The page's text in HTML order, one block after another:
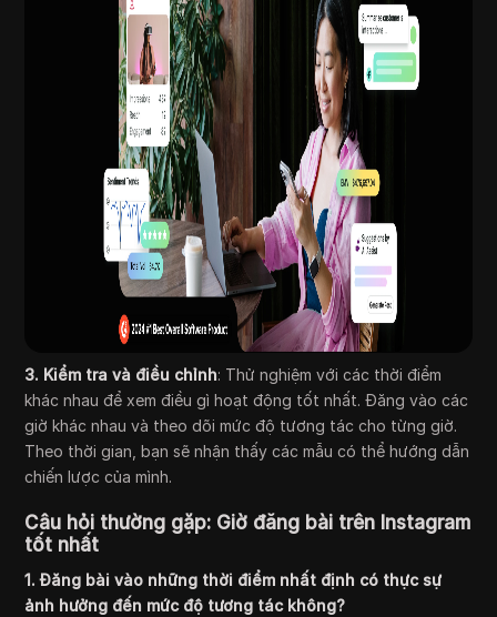
3. Kiểm tra và điều chỉnh: Thử nghiệm với các thời điểm
khác nhau để xem điều gì hoạt động tốt nhất. Đăng vào các
giờ khác nhau và theo dõi mức độ tương tác cho từng giờ.
Theo thời gian, bạn sẽ nhận thấy các mẫu có thể hướng dẫn
chiến lược của mình.
Câu hỏi thường gặp: Giờ đăng bài trên Instagram
tốt nhất
1. Đăng bài vào những thời điểm nhất định có thực sự
ảnh hưởng đến mức độ tương tác không?